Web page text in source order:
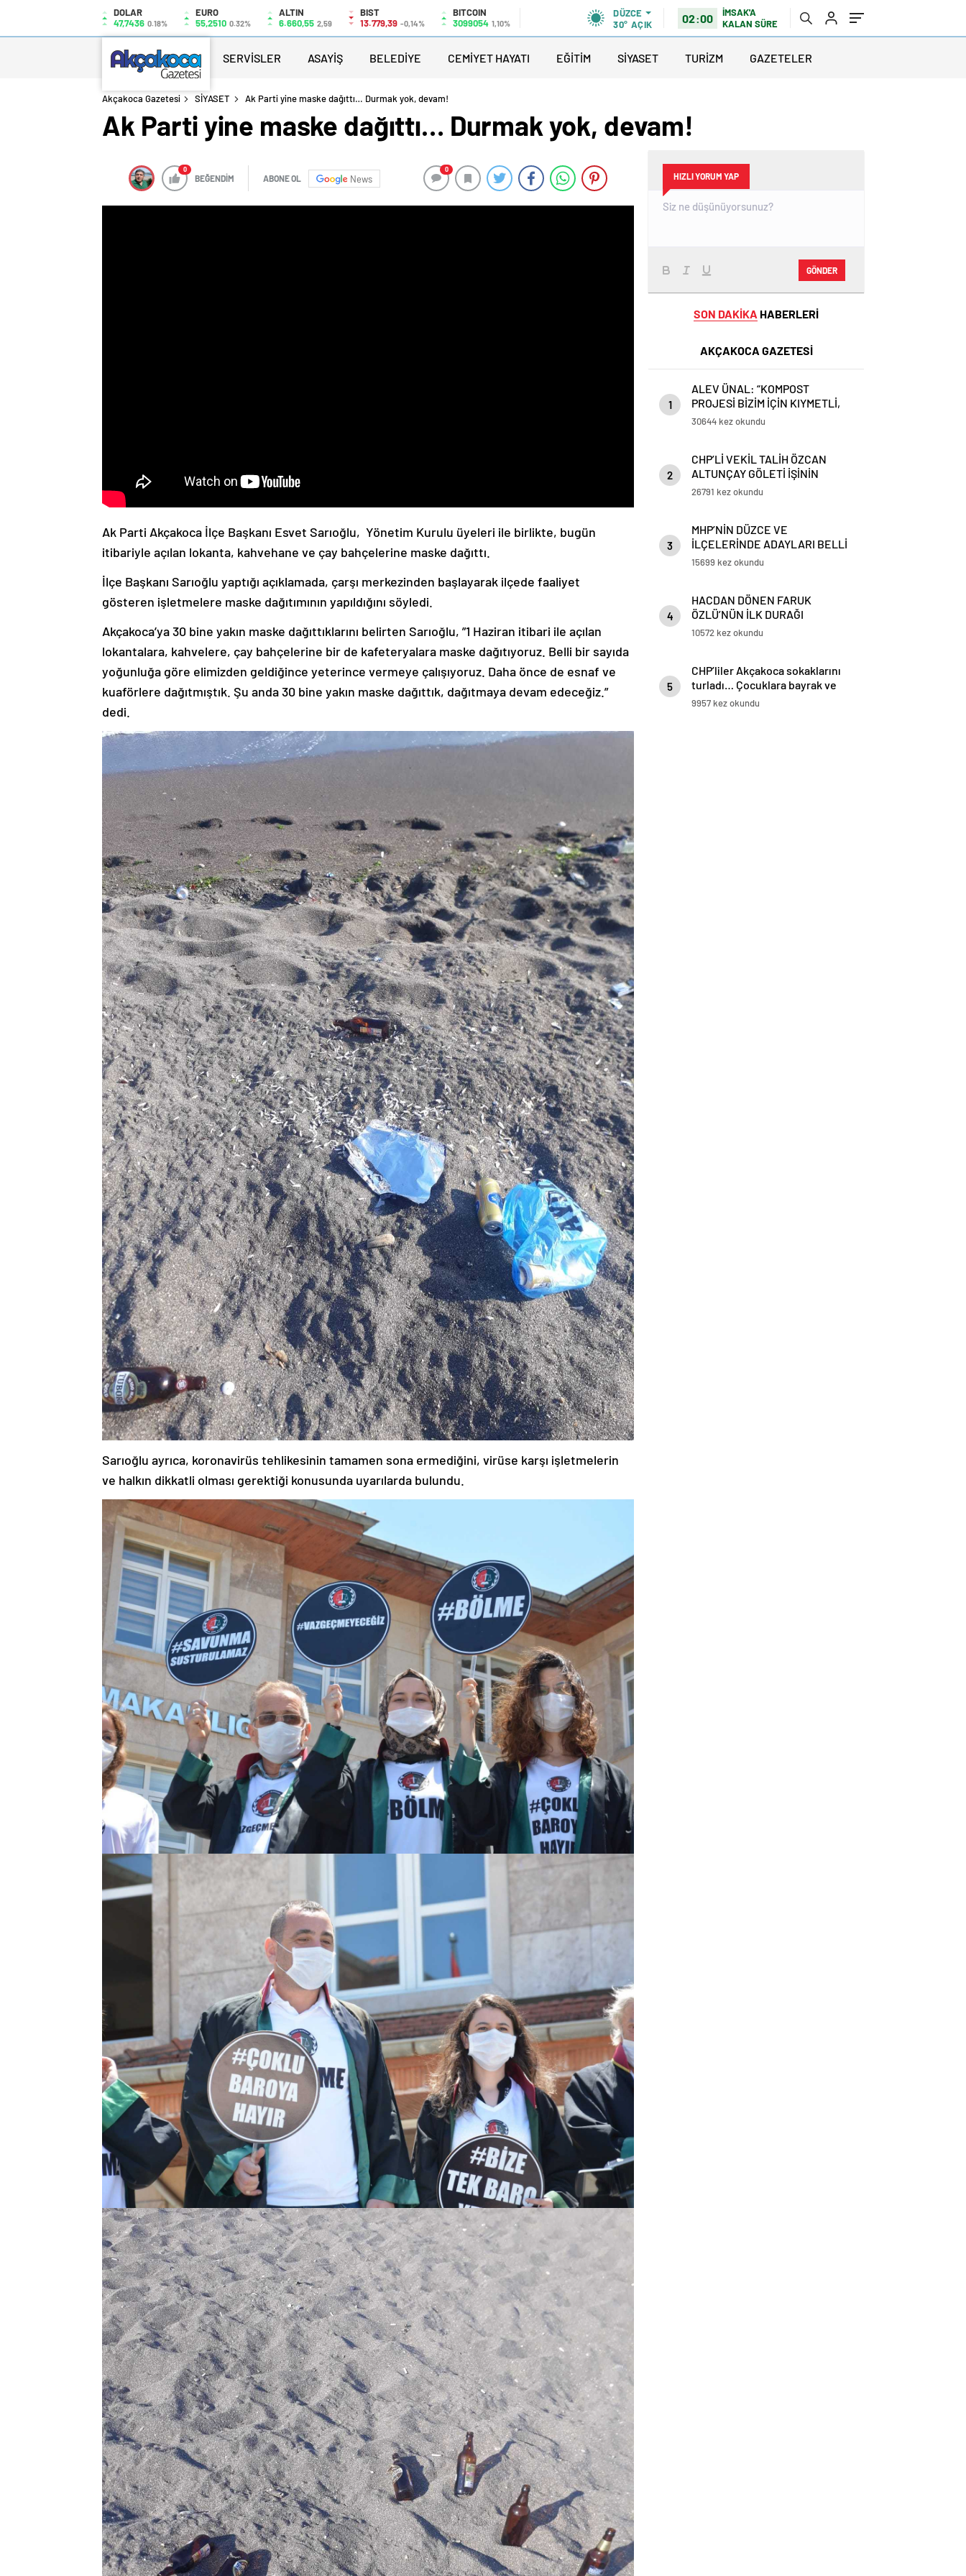
DOLAR
47,7436 0.18%
EURO
55,2510 0.32%
ALTIN
6.660,55 2,59
BIST
13.779,39 -0,14%
BITCOIN
3099054 1,10%
DÜZCE
30° AÇIK 02:00
İMSAK'A
KALAN SÜRE
SERVİSLER ASAYİŞ BELEDİYE CEMİYET HAYATI EĞİTİM SİYASET TURİZM GAZETELER
Akçakoca Gazetesi SİYASET Ak Parti yine maske dağıttı… Durmak yok, devam!
Ak Parti yine maske dağıttı… Durmak yok, devam!
0
BEĞENDİM ABONE OL News
0
Ak Parti Akçakoca İlçe Başkanı Esvet Sarıoğlu, Yönetim Kurulu üyeleri ile birlikte, bugün
itibariyle açılan lokanta, kahvehane ve çay bahçelerine maske dağıttı.
İlçe Başkanı Sarıoğlu yaptığı açıklamada, çarşı merkezinden başlayarak ilçede faaliyet
gösteren işletmelere maske dağıtımının yapıldığını söyledi.
Akçakoca’ya 30 bine yakın maske dağıttıklarını belirten Sarıoğlu, ”1 Haziran itibari ile açılan
lokantalara, kahvelere, çay bahçelerine bir de kafeteryalara maske dağıtıyoruz. Belli bir sayıda
yoğunluğa göre elimizden geldiğince yeterince vermeye çalışıyoruz. Daha önce de esnaf ve
kuaförlere dağıtmıştık. Şu anda 30 bine yakın maske dağıttık, dağıtmaya devam edeceğiz.”
dedi.
Sarıoğlu ayrıca, koronavirüs tehlikesinin tamamen sona ermediğini, virüse karşı işletmelerin
ve halkın dikkatli olması gerektiği konusunda uyarılarda bulundu.
HIZLI YORUM YAP
GÖNDER
SON DAKİKA HABERLERİ
AKÇAKOCA GAZETESİ
1
ALEV ÜNAL: “KOMPOST
PROJESİ BİZİM İÇİN KIYMETLİ,
ÜRETİME GEÇECEĞİZ”
30644 kez okundu
2
CHP’Lİ VEKİL TALİH ÖZCAN
ALTUNÇAY GÖLETİ İŞİNİN
PEŞİNİ BIRAKMIYOR
26791 kez okundu
3
MHP’NİN DÜZCE VE
İLÇELERİNDE ADAYLARI BELLİ
OLDU
15699 kez okundu
4
HACDAN DÖNEN FARUK
ÖZLÜ’NÜN İLK DURAĞI
AKÇAKOCA OLDU
10572 kez okundu
5
CHP’liler Akçakoca sokaklarını
turladı… Çocuklara bayrak ve
balon dağıttı
9957 kez okundu